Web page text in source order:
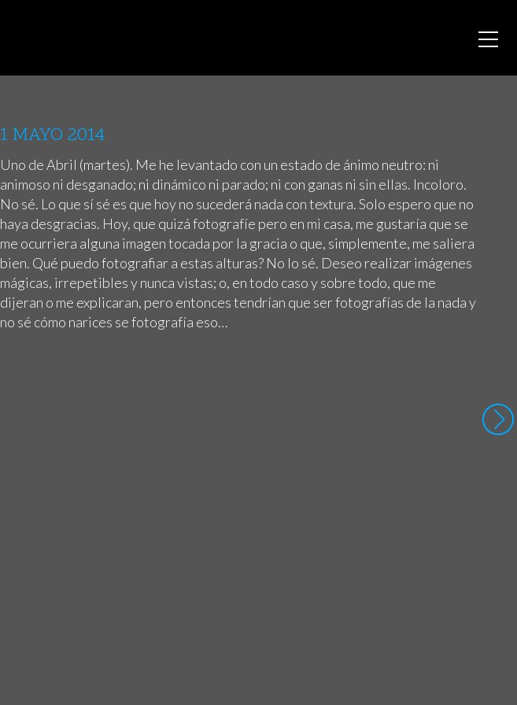
1 MAYO 2014
Uno de Abril (martes). Me he levantado con un estado de ánimo neutro: ni
animoso ni desganado; ni dinámico ni parado; ni con ganas ni sin ellas. Incoloro.
No sé. Lo que sí sé es que hoy no sucederá nada con textura. Solo espero que no
haya desgracias. Hoy, que quizá fotografíe pero en mi casa, me gustaría que se
me ocurriera alguna imagen tocada por la gracia o que, simplemente, me saliera
bien. Qué puedo fotografiar a estas alturas? No lo sé. Deseo realizar imágenes
mágicas, irrepetibles y nunca vistas; o, en todo caso y sobre todo, que me
dijeran o me explicaran, pero entonces tendrían que ser fotografías de la nada y
no sé cómo narices se fotografía eso…